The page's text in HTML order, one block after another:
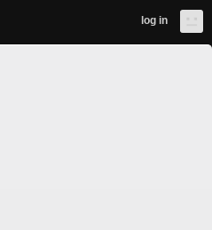
log in